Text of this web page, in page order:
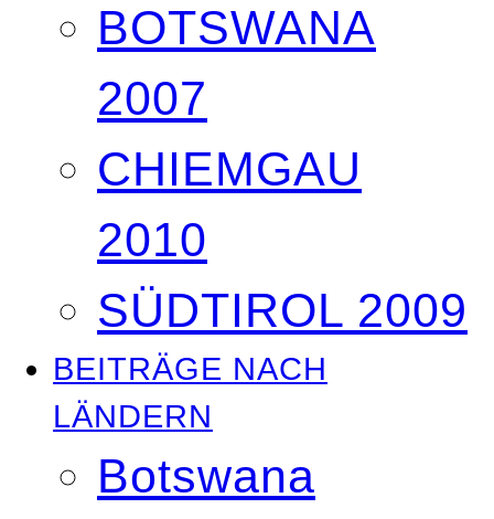
BOTSWANA
2007
CHIEMGAU
2010
SÜDTIROL 2009
BEITRÄGE NACH
LÄNDERN
Botswana